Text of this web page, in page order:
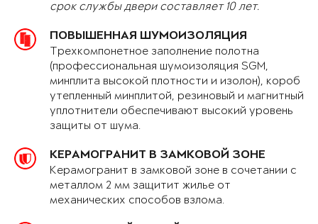
срок службы двери составляет 10 лет.
ПОВЫШЕННАЯ ШУМОИЗОЛЯЦИЯ
Трехкомпонетное заполнение полотна
(профессиональная шумоизоляция SGM,
минплита высокой плотности и изолон), короб
утепленный минплитой, резиновый и магнитный
уплотнители обеспечивают высокий уровень
защиты от шума.
КЕРАМОГРАНИТ В ЗАМКОВОЙ ЗОНЕ
Керамогранит в замковой зоне в сочетании с
металлом 2 мм защитит жилье от
механических способов взлома.